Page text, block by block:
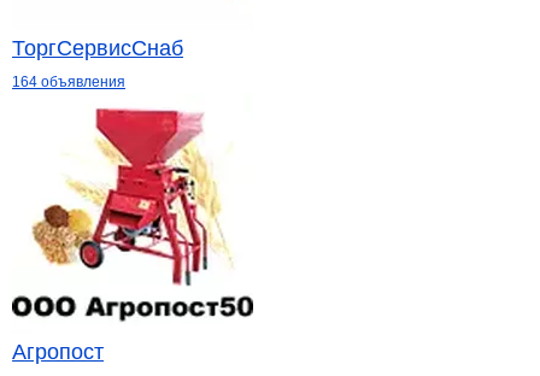
ТоргСервисСнаб
164 объявления
Агропост